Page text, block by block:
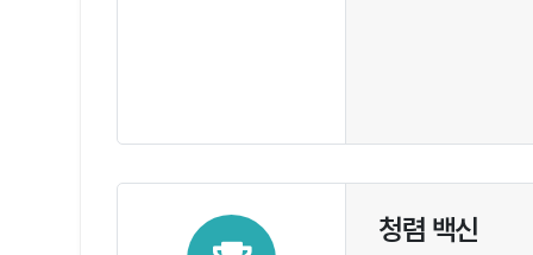
청렴 백신